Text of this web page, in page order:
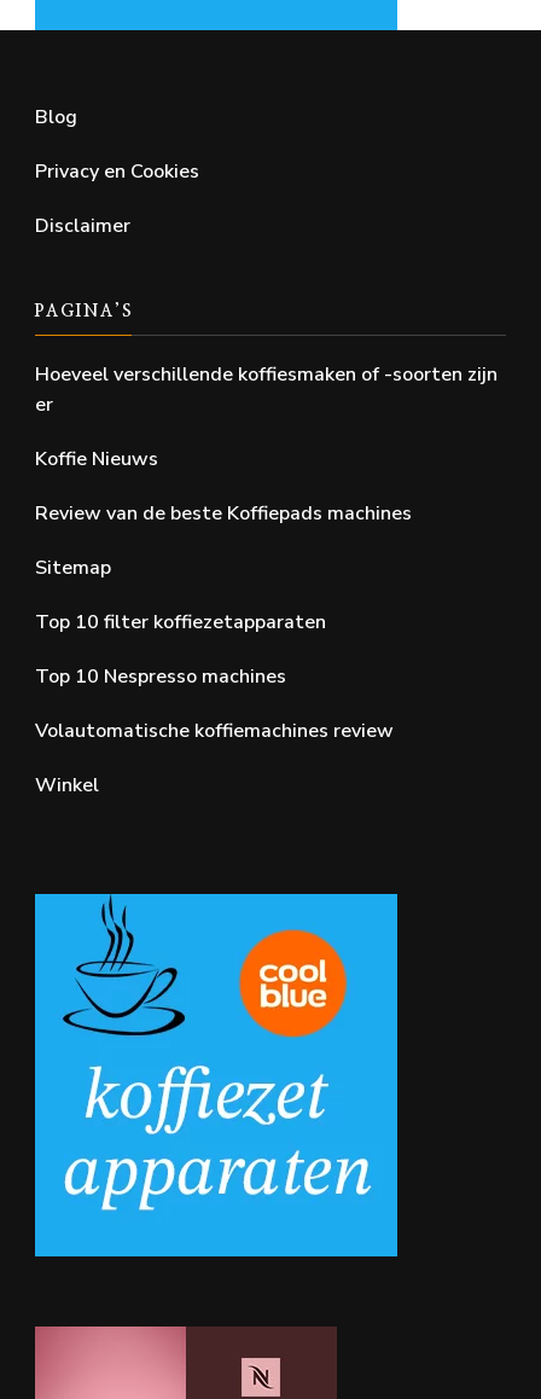
Blog
Privacy en Cookies
Disclaimer
PAGINA’S
Hoeveel verschillende koffiesmaken of -soorten zijn
er
Koffie Nieuws
Review van de beste Koffiepads machines
Sitemap
Top 10 filter koffiezetapparaten
Top 10 Nespresso machines
Volautomatische koffiemachines review
Winkel